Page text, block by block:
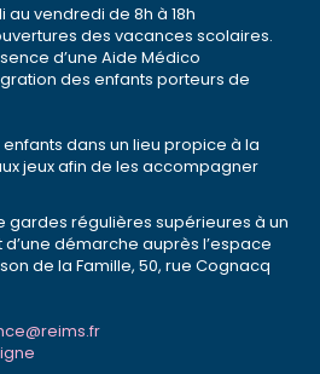
au vendredi de 8h à 18h
des vacances scolaires.
d’une Aide Médico
des enfants porteurs de
dans un lieu propice à la
jeux afin de les accompagner
gardes régulières supérieures à un
démarche auprès l’espace
de la Famille, 50, rue Cognacq